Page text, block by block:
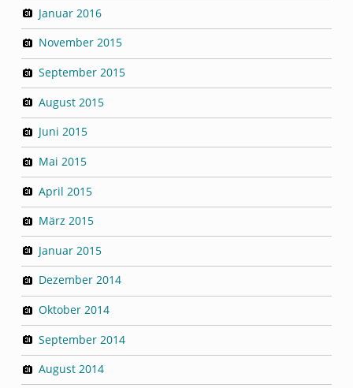
Januar 2016
November 2015
September 2015
August 2015
Juni 2015
Mai 2015
April 2015
März 2015
Januar 2015
Dezember 2014
Oktober 2014
September 2014
August 2014